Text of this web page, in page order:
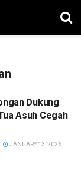
Dukung
Asuh Cegah
JANUARY 13, 2026